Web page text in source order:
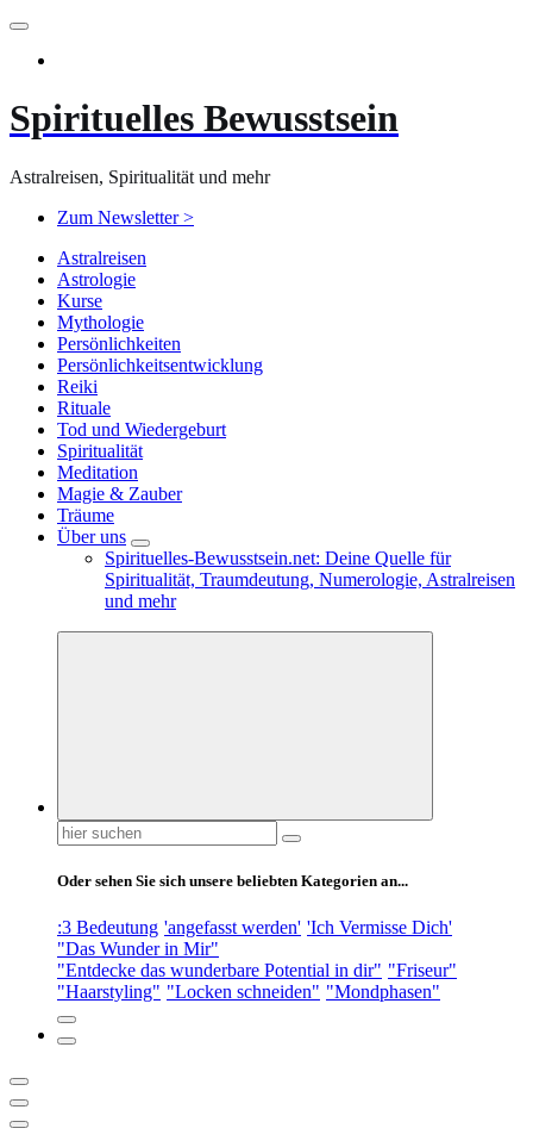
Zum
springen
Spirituelles Bewusstsein
Astralreisen, Spiritualität und mehr
Zum Newsletter >
Astralreisen
Astrologie
Kurse
Mythologie
Persönlichkeiten
Persönlichkeitsentwicklung
Reiki
Rituale
Tod und Wiedergeburt
Spiritualität
Meditation
Magie & Zauber
Träume
Über uns
Spirituelles-Bewusstsein.net: Deine Quelle für
Spiritualität, Traumdeutung, Numerologie, Astralreisen
und mehr
Suchen
nach:
Oder sehen Sie sich unsere beliebten Kategorien an...
:3 Bedeutung 'angefasst werden' 'Ich Vermisse Dich'
"Das Wunder in Mir"
"Entdecke das wunderbare Potential in dir" "Friseur"
"Haarstyling" "Locken schneiden" "Mondphasen"